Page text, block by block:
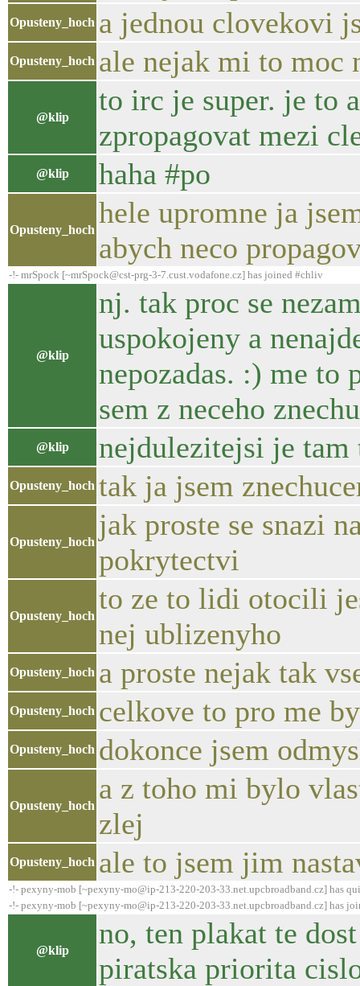
Opusteny_hoch a jednou clovekovi
Opusteny_hoch ale nejak mi to moc
@klip
to irc je super. je to
zpropagovat mezi
@klip haha #po
Opusteny_hoch
hele upromne ja
abych neco
-!- mrSpock [~mrSpock@cst-prg-3-7.cust.vodafone.cz] has joined #chliv
@klip
nj. tak proc se
uspokojeny a
nepozadas. :) me to
sem z neceho
@klip nejdulezitejsi je
Opusteny_hoch tak ja jsem
Opusteny_hoch
jak proste se snazi
pokrytectvi
Opusteny_hoch
to ze to lidi otocili
nej ublizenyho
Opusteny_hoch a proste nejak tak
Opusteny_hoch celkove to pro me
Opusteny_hoch dokonce jsem
Opusteny_hoch
a z toho mi bylo
zlej
Opusteny_hoch ale to jsem jim
-!- pexyny-mob [~pexyny-mo@ip-213-220-203-33.net.upcbroadband.cz] has
-!- pexyny-mob [~pexyny-mo@ip-213-220-203-33.net.upcbroadband.cz] has
@klip
no, ten plakat te
piratska priorita